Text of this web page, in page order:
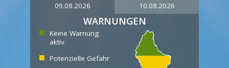
09.08.2026 10.08.2026
WARNUNGEN
Keine Warnung
aktiv
Potenzielle Gefahr